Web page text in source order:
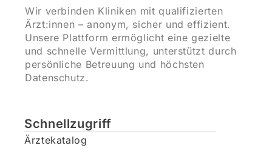
Wir verbinden Kliniken mit qualifizierten
Ärzt:innen – anonym, sicher und effizient.
Unsere Plattform ermöglicht eine gezielte
und schnelle Vermittlung, unterstützt durch
persönliche Betreuung und höchsten
Datenschutz.
Schnellzugriff
Ärztekatalog